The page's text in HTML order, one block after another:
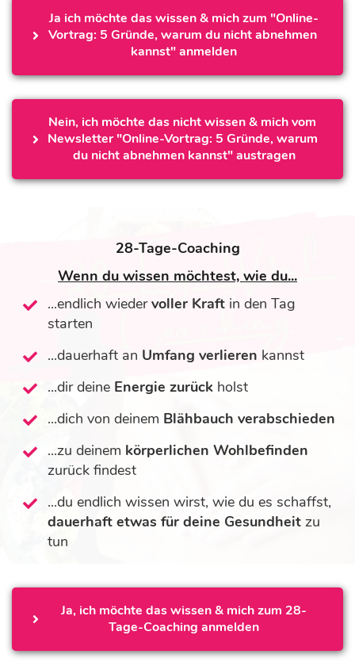
Ja ich möchte das wissen & mich zum "Online-
Vortrag: 5 Gründe, warum du nicht abnehmen
kannst" anmelden
Nein, ich möchte das nicht wissen & mich vom
Newsletter "Online-Vortrag: 5 Gründe, warum
du nicht abnehmen kannst" austragen
28-Tage-Coaching
Wenn du wissen möchtest, wie du...
...endlich wiedervoller Kraft in den Tag
starten
...dauerhaft an Umfang verlieren kannst
...dir deine Energie zurück holst
...dich von deinem Blähbauch verabschieden
...zu deinem körperlichen Wohlbefinden
zurück findest
...du endlich wissen wirst, wie du es schaffst,
dauerhaft etwas für deine Gesundheit zu
tun
Ja, ich möchte das wissen & mich zum 28-
Tage-Coaching anmelden